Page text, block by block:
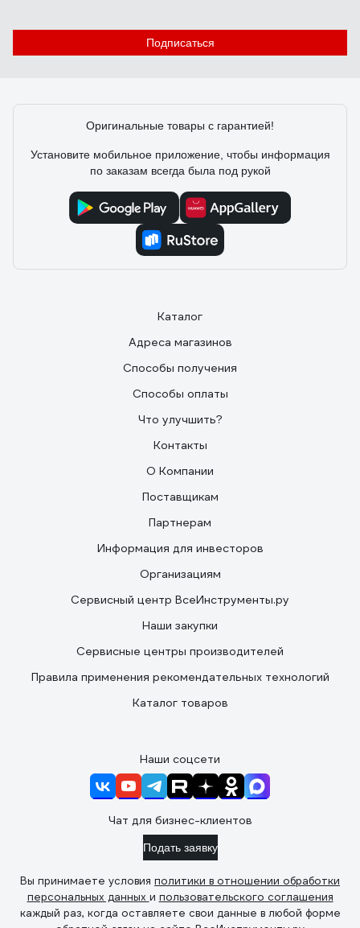
Подписаться
Оригинальные товары с гарантией!
Установите мобильное приложение, чтобы информация
по заказам всегда была под рукой
Каталог
Адреса магазинов
Способы получения
Способы оплаты
Что улучшить?
Контакты
О Компании
Поставщикам
Партнерам
Информация для инвесторов
Организациям
Сервисный центр ВсеИнструменты.ру
Наши закупки
Сервисные центры производителей
Правила применения рекомендательных технологий
Каталог товаров
Наши соцсети
Чат для бизнес-клиентов
Подать заявку
Вы принимаете условия политики в отношении обработки
персональных данных и пользовательского соглашения
каждый раз, когда оставляете свои данные в любой форме